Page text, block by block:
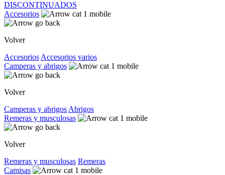
DISCONTINUADOS
Accesorios
Volver
Accesorios Accesorios varios
Camperas y abrigos
Volver
Camperas y abrigos Abrigos
Remeras y musculosas
Volver
Remeras y musculosas Remeras
Camisas